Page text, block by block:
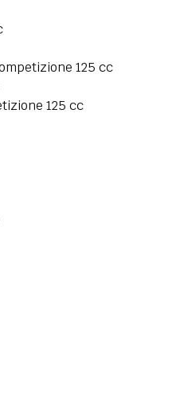
125 cc
125 cc